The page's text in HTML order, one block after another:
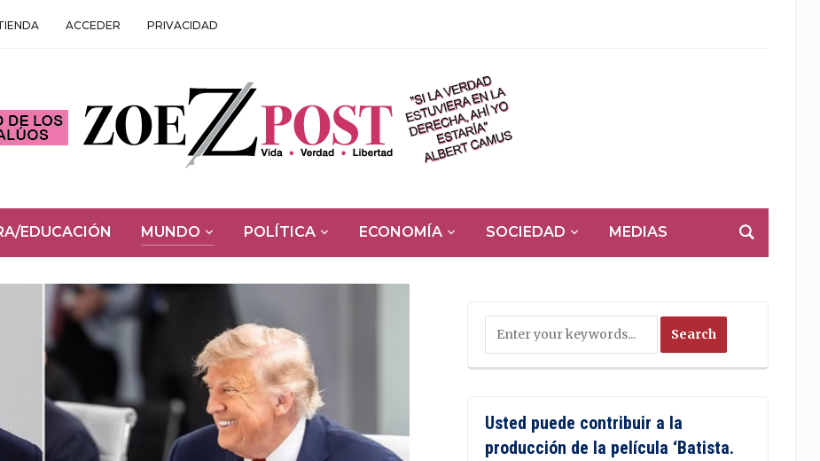
ACCEDER PRIVACIDAD
EDUCACIÓN MUNDO POLÍTICA ECONOMÍA SOCIEDAD MEDIAS
Usted puede contribuir a la
producción de la película ‘Batista.